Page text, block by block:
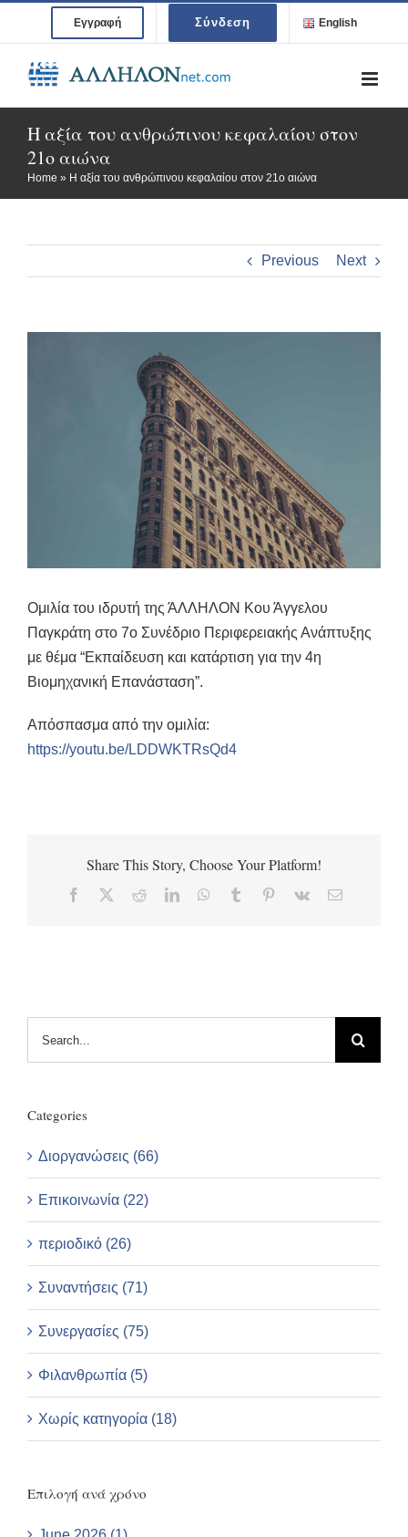
content
Εγγραφή Σύνδεση English
Η αξία του ανθρώπινου κεφαλαίου στον
21ο αιώνα
Home » Η αξία του ανθρώπινου κεφαλαίου στον 21ο αιώνα
Previous Next
Ομιλία του ιδρυτή της ΆΛΛΗΛΟΝ Κου Άγγελου
Παγκράτη στο 7ο Συνέδριο Περιφερειακής Ανάπτυξης
με θέμα “Εκπαίδευση και κατάρτιση για την 4η
Βιομηχανική Επανάσταση”.
Απόσπασμα από την ομιλία:
https://youtu.be/LDDWKTRsQd4
Share This Story, Choose Your Platform!
Facebook RedditLinkedInWhatsApp
Tumblr Pinterest
Vk Email
Categories
Διοργανώσεις (66)
Επικοινωνία (22)
περιοδικό (26)
Συναντήσεις (71)
Συνεργασίες (75)
Φιλανθρωπία (5)
Χωρίς κατηγορία (18)
Επιλογή ανά χρόνο